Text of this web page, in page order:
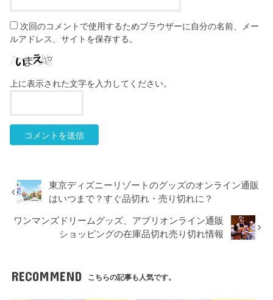
次回のコメントで使用するためブラウザーに自分の名前、メー
ルアドレス、サイトを保存する。
上に表示された文字を入力してください。
東京ディズニーリゾートのグッズのオンライン通販
はいつまで？すぐ品切れ・売り切れに？
ワンマンズドリームグッズ、アプリオンライン通販
ショッピングの在庫品切れ売り切れ情報
RECOMMEND こちらの記事も人気です。